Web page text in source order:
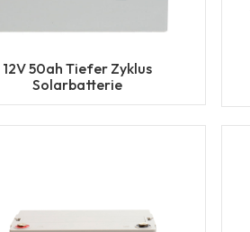
12V 50ah Tiefer Zyklus
Solarbatterie